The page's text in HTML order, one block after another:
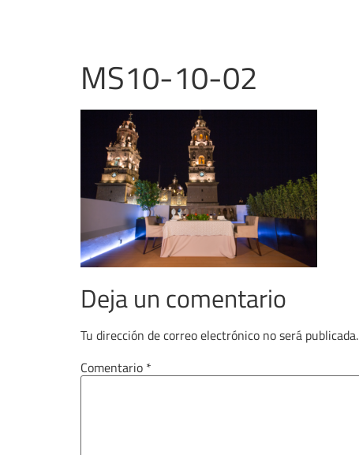
MS10-10-02
Deja un comentario
Tu dirección de correo electrónico no será publicada.
Comentario *